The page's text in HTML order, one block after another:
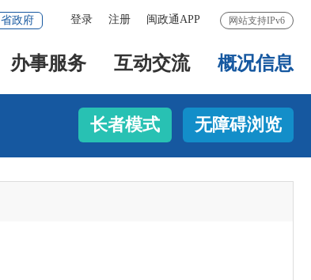
网站支持IPv6
登录 注册 闽政通APP
省政府
办事服务 互动交流 概况信息
长者模式 无障碍浏览